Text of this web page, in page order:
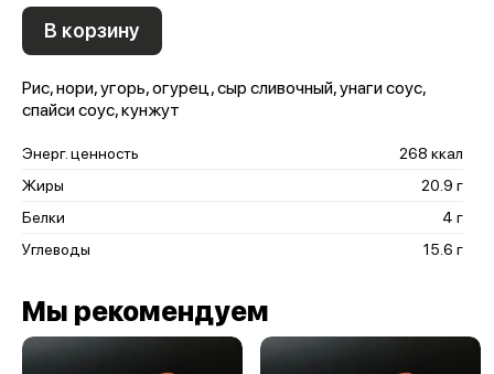
В корзину
Рис, нори, угорь, огурец, сыр сливочный, унаги соус,
спайси соус, кунжут
Энерг. ценность
268 ккал
Жиры
20.9 г
Белки
4 г
Углеводы
15.6 г
Мы рекомендуем